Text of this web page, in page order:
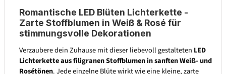
Romantische LED Blüten Lichterkette -
Zarte Stoffblumen in Weiß & Rosé für
stimmungsvolle Dekorationen
Verzaubere dein Zuhause mit dieser liebevoll gestalteten LED
Lichterkette aus filigranen Stoffblumen in sanften Weiß- und
Rosétönen. Jede einzelne Blüte wirkt wie eine kleine, zarte